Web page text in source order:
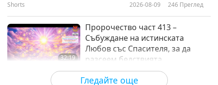
Гледайте още
Shorts 2026-08-09 246 Преглед
32:19
Пророчество част 413 –
Събуждане на истинската
Любов със Спасителя, за да
разсеем бедствията
Поредица за древните предсказания
за нашата планета
2026-08-09